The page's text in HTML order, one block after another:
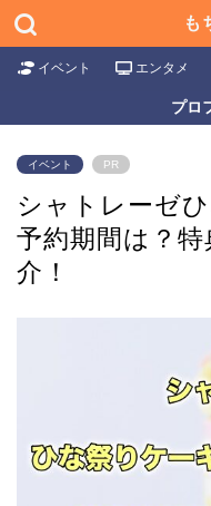
も
イベント エンタメ
プロ
イベント PR
シャトレーゼ
予約期間は？
介！